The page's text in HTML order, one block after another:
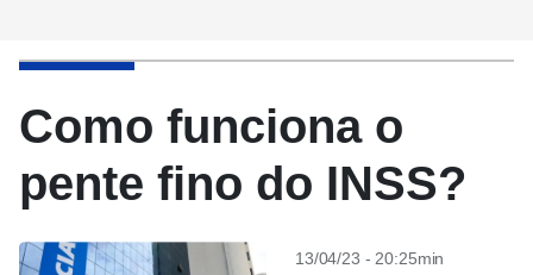
Como funciona o
pente fino do INSS?
13/04/23 - 20:25min